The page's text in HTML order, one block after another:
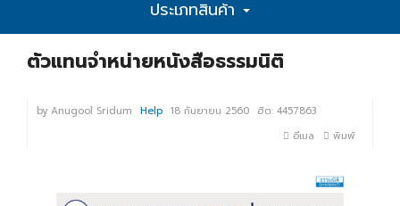
How
Buy
ประเภทสินค้า
ตัวแทนจำหน่ายหนังสือธรรมนิติ
by Anugool Sridum Help 18 กันยายน 2560 ฮิต: 4457863
พิมพ์
อีเมล